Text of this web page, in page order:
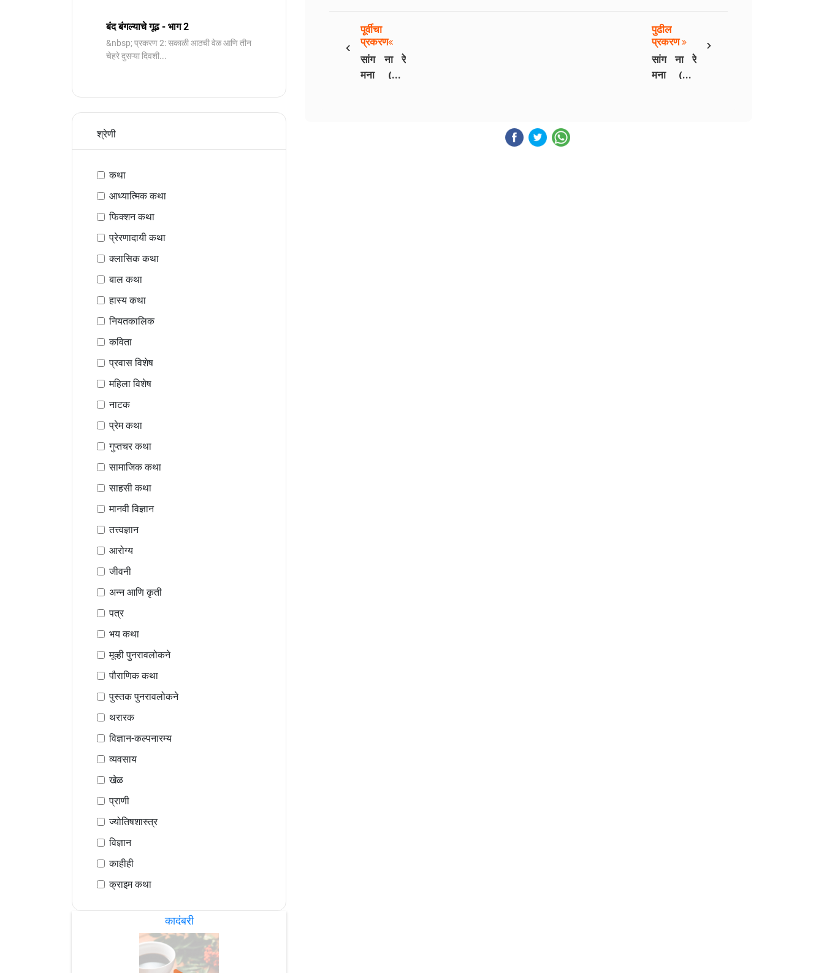
बंद बंगल्याचे गूढ - भाग 2
&nbsp; प्रकरण 2: सकाळी आठची वेळ आणि तीन
चेहरे दुसऱ्या दिवशी...
श्रेणी
कथा
आध्यात्मिक कथा
फिक्शन कथा
प्रेरणादायी कथा
क्लासिक कथा
बाल कथा
हास्य कथा
नियतकालिक
कविता
प्रवास विशेष
महिला विशेष
नाटक
प्रेम कथा
गुप्तचर कथा
सामाजिक कथा
साहसी कथा
मानवी विज्ञान
तत्त्वज्ञान
आरोग्य
जीवनी
अन्न आणि कृती
पत्र
भय कथा
मूव्ही पुनरावलोकने
पौराणिक कथा
पुस्तक पुनरावलोकने
थरारक
विज्ञान-कल्पनारम्य
व्यवसाय
खेळ
प्राणी
ज्योतिषशास्त्र
विज्ञान
काहीही
क्राइम कथा
कादंबरी
‹
पूर्वीचा
प्रकरण
सांग ना रे
मना (भाग
›
पुढील
प्रकरण
सांग ना रे
मना (भाग